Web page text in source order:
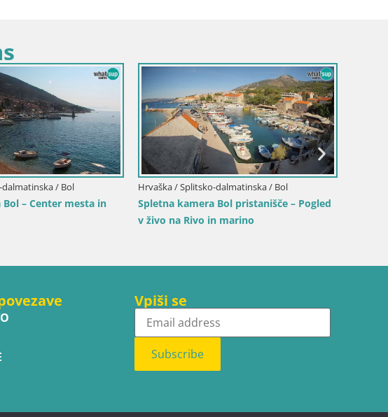
/ Bol
– Center mesta in
Hrvaška / Splitsko-dalmatinska / Bol
Spletna kamera Bol pristanišče – Pogled
v živo na Rivo in marino
Vpiši se
Subscribe